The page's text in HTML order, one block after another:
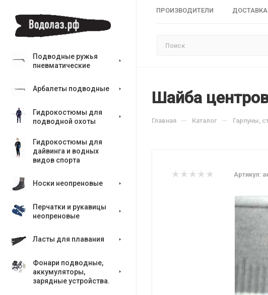
ПРОИЗВОДИТЕЛИ ДОСТАВКА
Подводные ружья
пневматические
Арбалеты подводные
Гидрокостюмы для
подводной охоты
Гидрокостюмы для
дайвинга и водных
видов спорта
Носки неопреновые
Перчатки и рукавицы
неопреновые
Ласты для плавания
Фонари подводные,
аккумуляторы,
зарядные устройства.
Шайба
Главная — Каталог — Гарпуны,
Артикул: